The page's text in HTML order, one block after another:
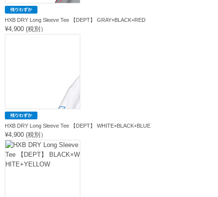
HXB DRY Long Sleeve Tee 【DEPT】 GRAY×BLACK+RED
¥4,900 (税別）
HXB DRY Long Sleeve Tee 【DEPT】 WHITE×BLACK+BLUE
¥4,900 (税別）